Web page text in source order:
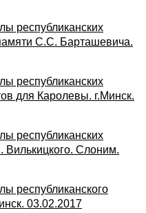
республиканских
С.С. Барташевича.
республиканских
для Каролевы. г.Минск.
республиканских
Вилькицкого. Слоним.
республиканского
03.02.2017